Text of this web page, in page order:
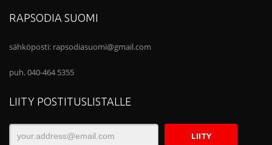
RAPSODIA SUOMI
sähköposti: rapsodiasuomi@gmail.com
puh. 040-464 5355
LIITY POSTITUSLISTALLE